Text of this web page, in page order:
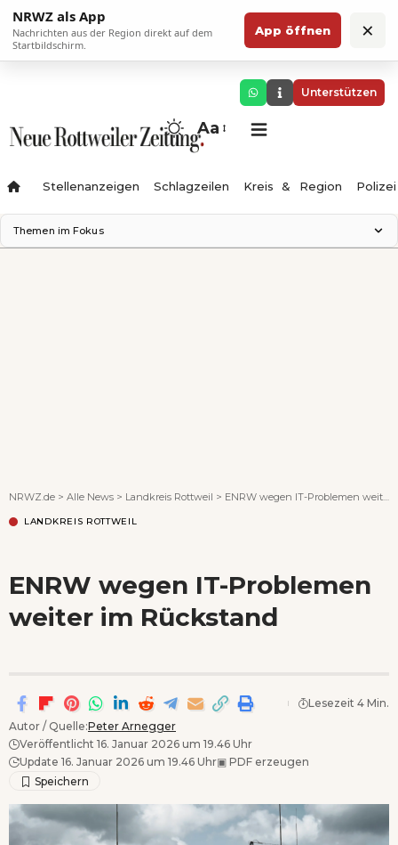
NRWZ als App
Nachrichten aus der Region direkt auf dem
Startbildschirm.
App öffnen ×
Unterstützen
Aa
Stellenanzeigen Schlagzeilen Kreis & Region Polizei
Themen im Fokus
NRWZ.de > Alle News > Landkreis Rottweil > ENRW wegen IT-Problemen weiter im Rückstand
LANDKREIS ROTTWEIL
ENRW wegen IT-Problemen
weiter im Rückstand
Autor / Quelle:Peter Arnegger
Veröffentlicht 16. Januar 2026 um 19.46 Uhr
Update 16. Januar 2026 um 19.46 Uhr▣ PDF erzeugen
Lesezeit 4 Min.